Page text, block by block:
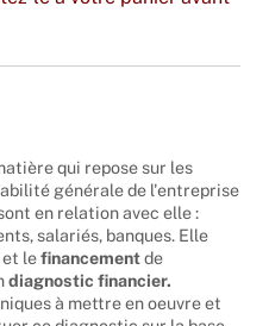
le à votre panier avant
qui repose sur les
générale de l'entreprise
en relation avec elle :
salariés, banques. Elle
et lefinancementde
diagnostic financier.
à mettre en oeuvre et